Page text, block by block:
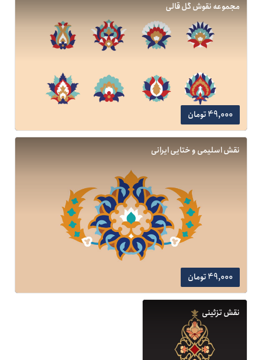
مجموعه نقوش گل قالی
49,000 تومان
نقش اسلیمی و ختایی ایرانی
49,000 تومان
نقش تزئینی